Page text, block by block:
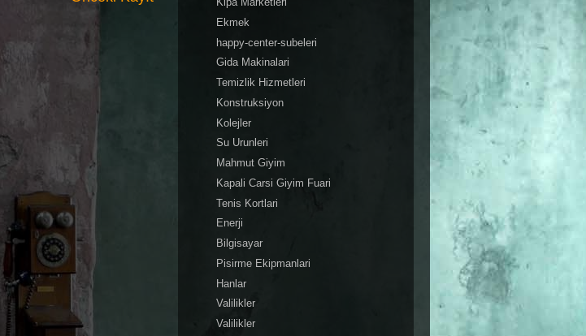
Ekmek
happy-center-subeleri
Gida Makinalari
Temizlik Hizmetleri
Konstruksiyon
Kolejler
Su Urunleri
Mahmut Giyim
Kapali Carsi Giyim Fuari
Tenis Kortlari
Enerji
Bilgisayar
Pisirme Ekipmanlari
Hanlar
Valilikler
Valilikler